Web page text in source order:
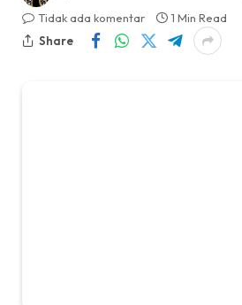
Tidak ada komentar
1 Min Read
Share